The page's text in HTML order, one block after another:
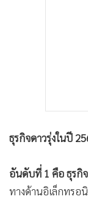
ธุรกิจดาวรุ่งในปี
อันดับที่ 1 คือ ธุรกิ
ทางด้านอิเล็กทรอ